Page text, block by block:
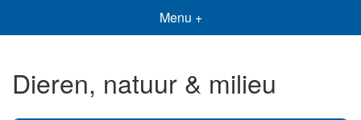
Menu +
Dieren, natuur & milieu